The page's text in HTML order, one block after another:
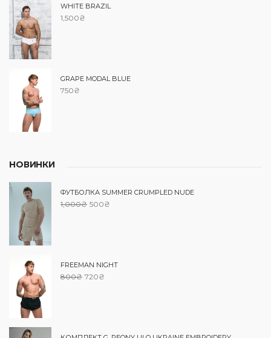
WHITE BRAZIL
1,500₴
GRAPE MODAL BLUE
750₴
НОВИНКИ
ФУТБОЛКА SUMMER CRUMPLED NUDE
1,000₴ 500₴
FREEMAN NIGHT
800₴ 720₴